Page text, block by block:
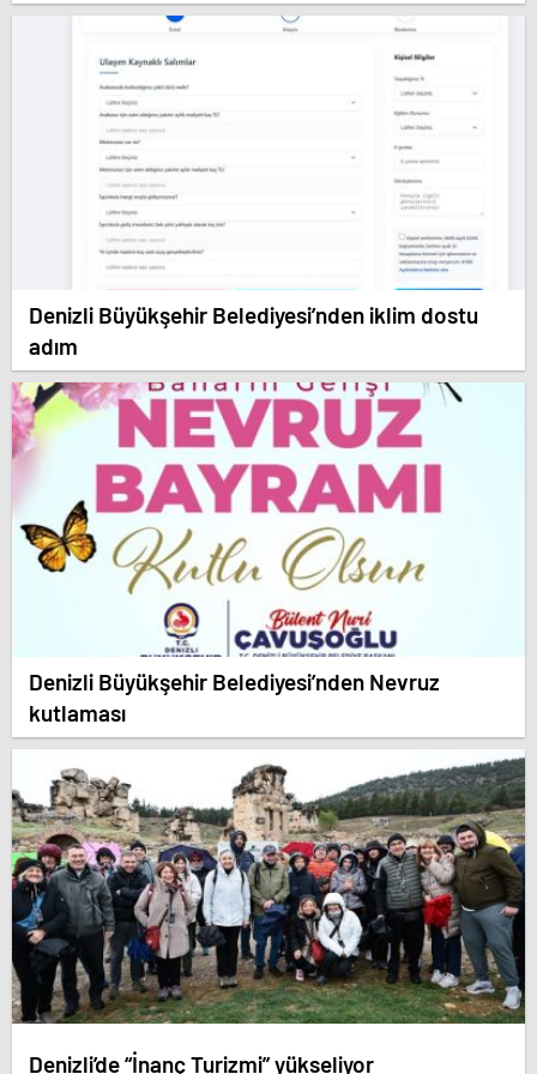
Denizli Büyükşehir Belediyesi’nden iklim dostu
adım
Denizli Büyükşehir Belediyesi’nden Nevruz
kutlaması
Denizli’de “İnanç Turizmi” yükseliyor